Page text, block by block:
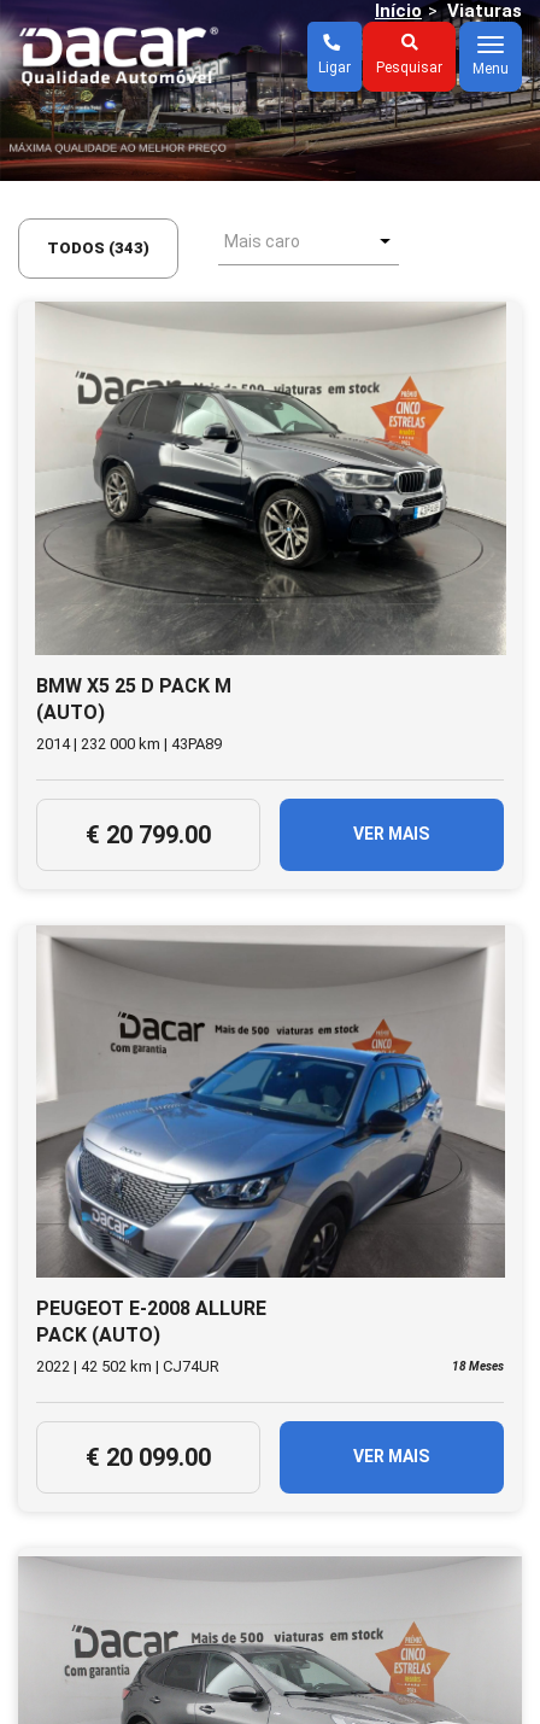
Pesquisar
Ligar
Menu
Menu
Início > Viaturas
TODOS (343)
BMW X5 25 D PACK M
(AUTO)
2014 | 232 000 km | 43PA89
€ 20 799.00 VER MAIS
PEUGEOT E-2008 ALLURE
PACK (AUTO)
2022 | 42 502 km | CJ74UR 18 Meses
€ 20 099.00 VER MAIS